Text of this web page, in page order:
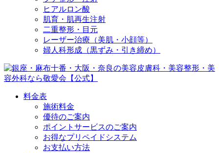
ヒアルロン酸
肌育・肌再生注射
二重整形・目元
レーザー治療（美肌・小顔等）
婦人科形成（黒ずみ・引き締め）
料金表
施術料金
優待のご案内
ポイントサービスのご案内
お得なプリペイドシステム
お支払い方法